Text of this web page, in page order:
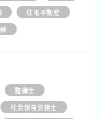
住宅不動産
整備士
社会保険労務士